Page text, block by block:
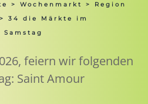
> Wochenmarkt > Region
> 34 die Märkte im
Samstag
feiern wir folgenden
Saint Amour